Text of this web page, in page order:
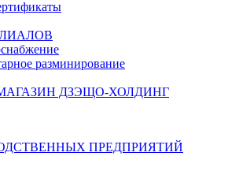
разминирование
ДЗЭЩО-ХОЛДИНГ